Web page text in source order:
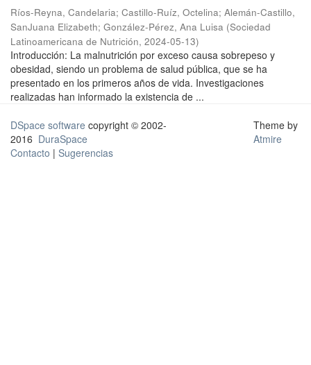
Ríos-Reyna, Candelaria; Castillo-Ruíz, Octelina; Alemán-Castillo,
SanJuana Elizabeth; González-Pérez, Ana Luisa (Sociedad
Latinoamericana de Nutrición, 2024-05-13)
Introducción: La malnutrición por exceso causa sobrepeso y
obesidad, siendo un problema de salud pública, que se ha
presentado en los primeros años de vida. Investigaciones
realizadas han informado la existencia de ...
DSpace software copyright © 2002-
2016 DuraSpace
Contacto | Sugerencias
Theme by
Atmire